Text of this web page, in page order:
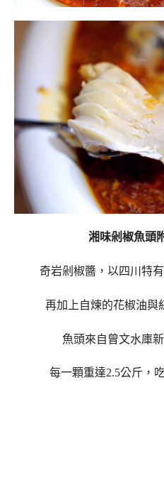
湘味剁椒魚頭
奇岩剁椒醬，以四川特
再加上自煉的花椒油與
魚頭來自 曾文水庫
每一顆重達2.5公斤，